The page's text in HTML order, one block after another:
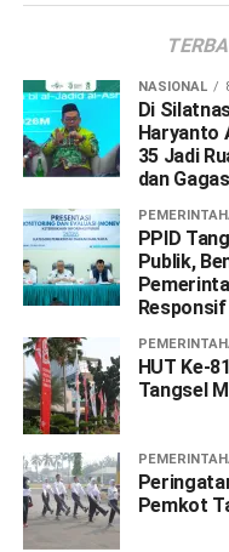
NASIONAL
Di
Haryanto
35 Jadi
dan
PPID
Publik,
Responsif
HUT Ke-
Tangsel
Pemkot